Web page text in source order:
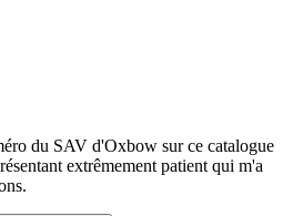
du SAV d'Oxbow sur ce catalogue
extrêmement patient qui m'a